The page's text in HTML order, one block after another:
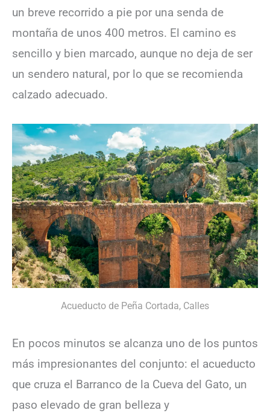
un breve recorrido a pie por una senda de
montaña de unos 400 metros. El camino es
sencillo y bien marcado, aunque no deja de ser
un sendero natural, por lo que se recomienda
calzado adecuado.
Acueducto de Peña Cortada, Calles
En pocos minutos se alcanza uno de los puntos
más impresionantes del conjunto: el acueducto
que cruza el Barranco de la Cueva del Gato, un
paso elevado de gran belleza y